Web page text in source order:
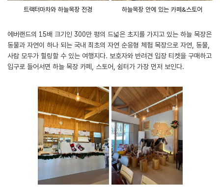
트랙터마차와 하늘목장 전경 하늘목장 안에 있는 카페&스토어
에버랜드의 15배 크기인 300만 평의 드넓은 초지를 가지고 있는 하늘 목장은
동물과 자연이 하나 되는 국내 최초의 자연 순응형 체험 목장으로 자연, 동물,
사람 모두가 힐링할 수 있는 여행지다. 보호자와 반려견 입장 티켓을 구매하고
입구로 들어서면 하늘 목장 카페, 스토어, 쉼터가 가장 먼저 보인다.